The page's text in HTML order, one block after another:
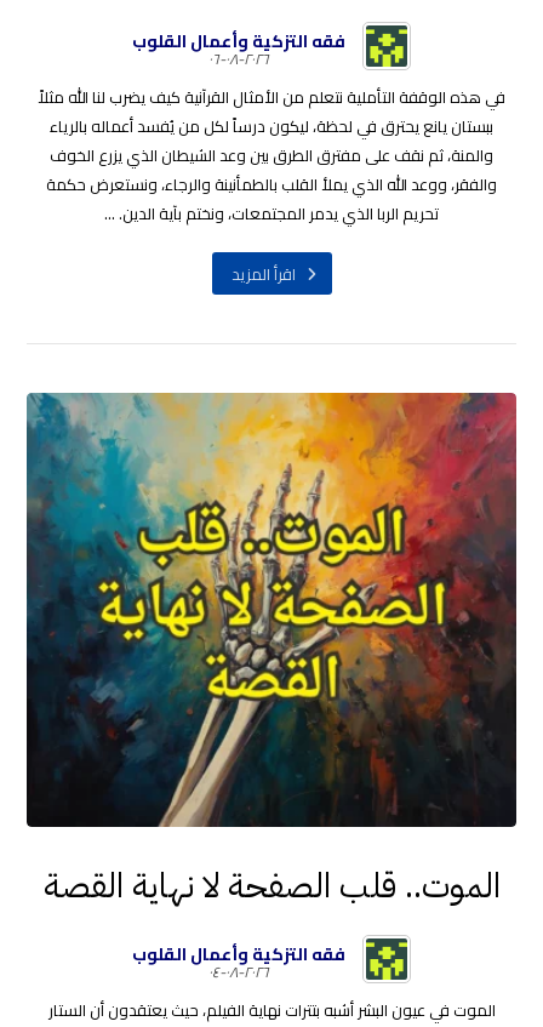
فقه التزكية وأعمال القلوب
٢٠٢٦-٠٨-٠٦
في هذه الوقفة التأملية نتعلم من الأمثال القرآنية كيف يضرب لنا الله مثلاً
ببستان يانع يحترق في لحظة، ليكون درساً لكل من يُفسد أعماله بالرياء
والمنة، ثم نقف على مفترق الطرق بين وعد الشيطان الذي يزرع الخوف
والفقر، ووعد الله الذي يملأ القلب بالطمأنينة والرجاء، ونستعرض حكمة
تحريم الربا الذي يدمر المجتمعات، ونختم بآية الدين. ...
اقرأ المزيد
الموت.. قلب الصفحة لا نهاية القصة
فقه التزكية وأعمال القلوب
٢٠٢٦-٠٨-٠٤
الموت في عيون البشر أشبه بتترات نهاية الفيلم، حيث يعتقدون أن الستار